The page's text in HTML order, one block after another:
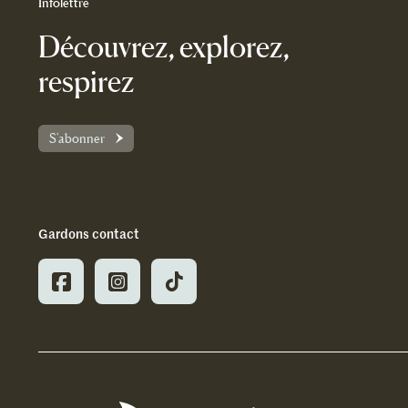
Découvrez, explorez,
respirez
S'abonner
Gardons contact